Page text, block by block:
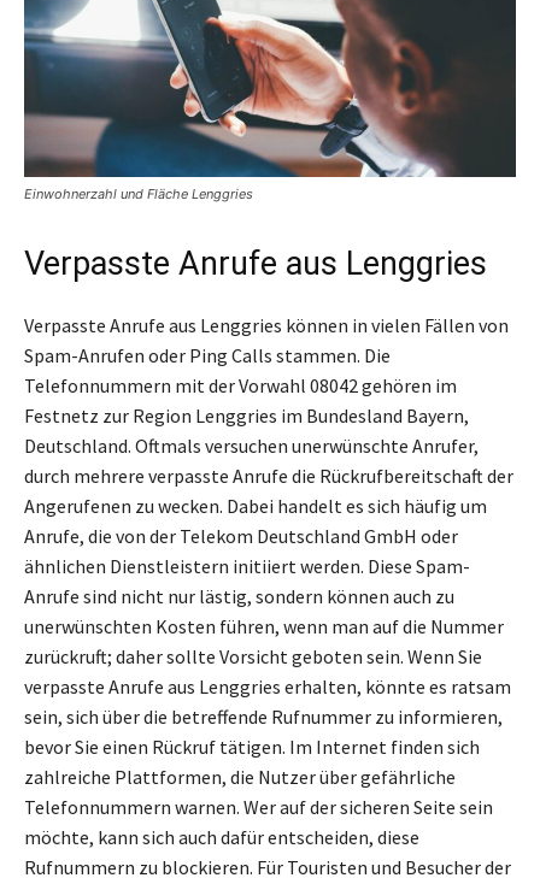
Einwohnerzahl und Fläche Lenggries
Verpasste Anrufe aus Lenggries
Verpasste Anrufe aus Lenggries können in vielen Fällen von
Spam-Anrufen oder Ping Calls stammen. Die
Telefonnummern mit der Vorwahl 08042 gehören im
Festnetz zur Region Lenggries im Bundesland Bayern,
Deutschland. Oftmals versuchen unerwünschte Anrufer,
durch mehrere verpasste Anrufe die Rückrufbereitschaft der
Angerufenen zu wecken. Dabei handelt es sich häufig um
Anrufe, die von der Telekom Deutschland GmbH oder
ähnlichen Dienstleistern initiiert werden. Diese Spam-
Anrufe sind nicht nur lästig, sondern können auch zu
unerwünschten Kosten führen, wenn man auf die Nummer
zurückruft; daher sollte Vorsicht geboten sein. Wenn Sie
verpasste Anrufe aus Lenggries erhalten, könnte es ratsam
sein, sich über die betreffende Rufnummer zu informieren,
bevor Sie einen Rückruf tätigen. Im Internet finden sich
zahlreiche Plattformen, die Nutzer über gefährliche
Telefonnummern warnen. Wer auf der sicheren Seite sein
möchte, kann sich auch dafür entscheiden, diese
Rufnummern zu blockieren. Für Touristen und Besucher der